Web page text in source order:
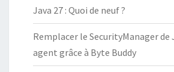
Java 27 : Quoi de neuf ?
Remplacer le SecurityManager de
agent grâce à Byte Buddy